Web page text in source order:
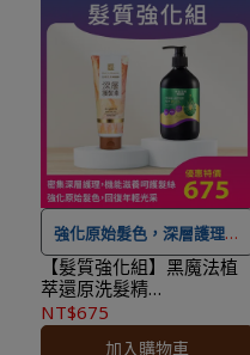
★ 登入會員訂購，管理訂單
更方便，還可累積紅利點
數，一點抵一元！
到貨時間參考：訂購完成
後，下個工作天出貨，出貨
後物流預計1-3個工作天送
達。
強化原始髮色，深層護理滋
養髮絲
★ 可宅配到府&超商取貨，
【髮質強化組】黑魔法植
萃還原洗髮精
PLUS(500ml/瓶)x1+蓓舒
美深層護髮素(180g/瓶)x1
NT$675
加入購物車